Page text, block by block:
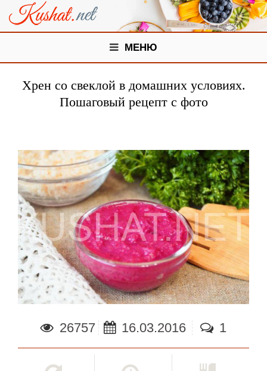
МЕНЮ
Хрен со свеклой в домашних условиях.
Пошаговый рецепт с фото
26757 16.03.2016 1